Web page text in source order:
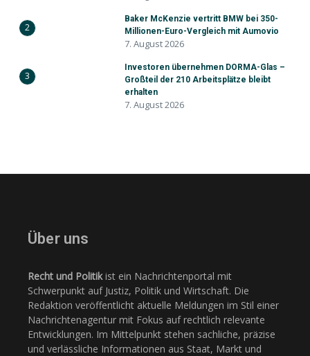
2
Baker McKenzie vertritt BMW bei 350-
Millionen-Euro-Vergleich mit Aumovio
7. August 2026
3
Investoren übernehmen DORMA-Glas –
Großteil der 210 Arbeitsplätze bleibt
erhalten
7. August 2026
Über uns
Recht und Politikist ein Nachrichtenportal mit
Schwerpunkt auf Justiz, Politik und Wirtschaft. Die
Redaktion veröffentlicht aktuelle Meldungen im Stil einer
Nachrichtenagentur mit Fokus auf rechtlich relevante
Entwicklungen. Im Mittelpunkt stehen sachliche, präzise
und verlässliche Informationen aus Staat, Markt und